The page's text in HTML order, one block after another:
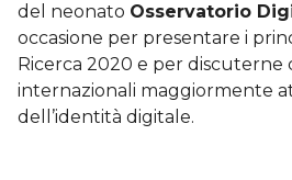
del neonato Osservatorio
occasione per presentare i
Ricerca 2020 e per discuterne
internazionali maggiormente
dell’identità digitale.